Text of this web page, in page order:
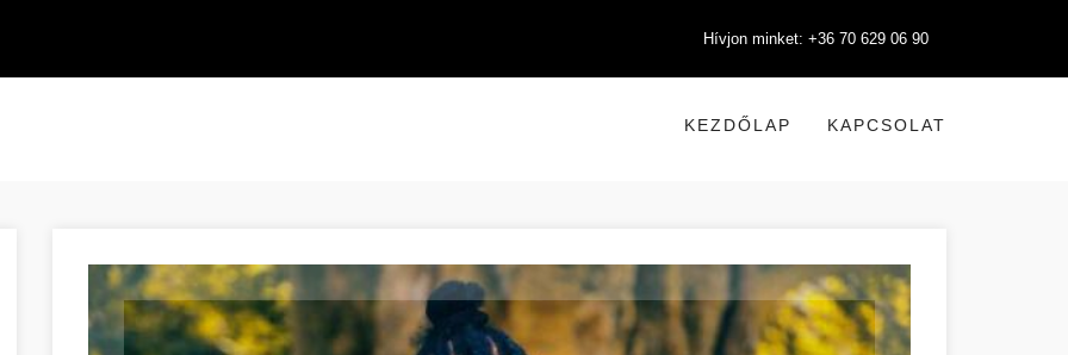
Hívjon minket: +36 70 629 06 90
KEZDŐLAP KAPCSOLAT